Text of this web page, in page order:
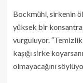
Bockmühl, sirkenin
yüksek bir
vurguluyor.
kaşığı sirke
olmayacağını